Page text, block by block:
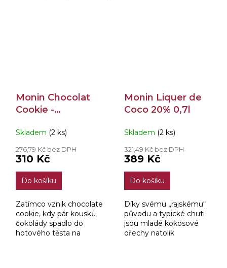
Monin Chocolat
Cookie -
Čokoládový 0,7l
Skladem (2 ks)
276,79 Kč bez DPH
310 Kč
Do košíku
Zatímco vznik chocolate
cookie, kdy pár kousků
čokolády spadlo do
hotového těsta na
Monin Liquer de
Coco 20% 0,7l
Skladem (2 ks)
321,49 Kč bez DPH
389 Kč
Do košíku
Díky svému „rajskému“
původu a typické chuti
jsou mladé kokosové
ořechy natolik